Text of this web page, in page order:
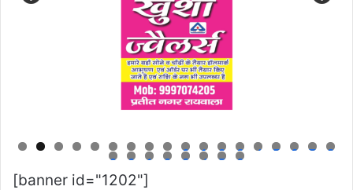
0 1 2 3 4 5 6 7 8
9 0 1 2 3 4 5 6
[banner id="1202"]